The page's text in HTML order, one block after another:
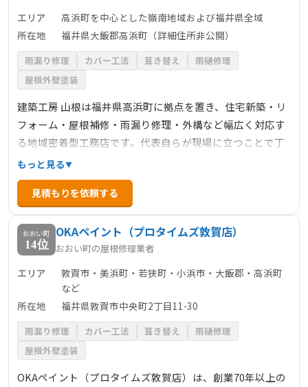
エリア
高浜町を中心とした嶺南地域および福井県全域
所在地
福井県大飯郡高浜町（詳細住所非公開）
雨漏り修理 カバー工法 葺き替え
雨樋修理
屋根外壁塗装
建築工房 山根は福井県高浜町に拠点を置き、住宅新築・リ
フォーム・屋根補修・雨漏り修理・外構など幅広く対応す
る地域密着型工務店です。代表自らが現場に立つことで丁
寧な施工と安心感を提供し、要望に寄り添った柔軟な提案
が魅力。屋根点検・修理にも対応しており、ドローンを活
用した調査や素材選定など、住まいの快適性と美観の両立
を図っています。見た目と機能性を重視した家づくりが好
評で、地域で高い信頼を得ています。
もっと見る
見積もりを依頼する
おおい町
14位
OKAペイント（プロタイムズ敦賀店）
おおい町の屋根修理業者
エリア
敦賀市・美浜町・若狭町・小浜市・大飯郡・高浜町
など
所在地
福井県敦賀市中央町2丁目11-30
雨漏り修理 カバー工法 葺き替え
雨樋修理
屋根外壁塗装
OKAペイント（プロタイムズ敦賀店）は、創業70年以上の